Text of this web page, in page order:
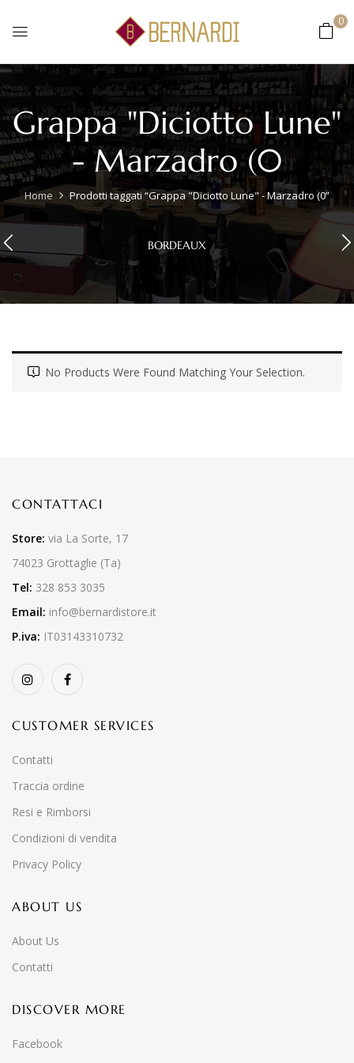
0
Grappa "Diciotto Lune"
- Marzadro (0
Home Prodotti taggati “Grappa "Diciotto Lune" - Marzadro (0”
BORDEAUX
No Products Were Found Matching Your Selection.
CONTATTACI
Store: via La Sorte, 17
74023 Grottaglie (Ta)
Tel: 328 853 3035
Email: info@bernardistore.it
P.iva: IT03143310732
CUSTOMER SERVICES
Contatti
Traccia ordine
Resi e Rimborsi
Condizioni di vendita
Privacy Policy
ABOUT US
About Us
Contatti
DISCOVER MORE
Facebook